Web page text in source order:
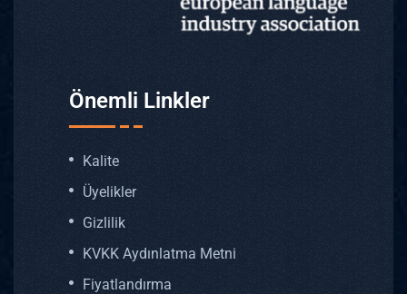
Önemli Linkler
Kalite
Üyelikler
Gizlilik
KVKK Aydınlatma Metni
Fiyatlandırma